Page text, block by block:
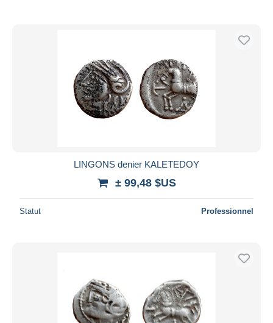
LINGONS denier KALETEDOY
± 99,48 $US
Statut Professionnel